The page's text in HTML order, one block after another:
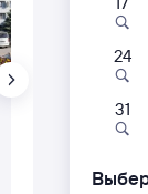
10
2
311С
Шатки
из
Дни
24
31